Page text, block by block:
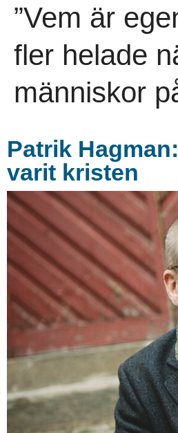
”Vem är
fler helade
människor
Patrik
varit kristen